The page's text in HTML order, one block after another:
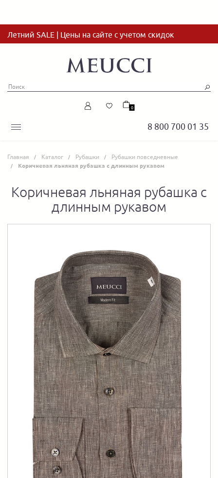
Летний SALE | Цены на сайте с учетом скидок
8 800 700 01 35
0
Главная Каталог Рубашки Рубашки повседневные
Коричневая льняная рубашка с длинным рукавом
Коричневая льняная рубашка с
длинным рукавом